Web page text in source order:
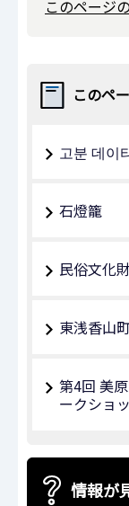
このページ
このペ
고분 데이
石燈籠
民俗文化財
東浅香山
第4回 美
ークショ
情報が